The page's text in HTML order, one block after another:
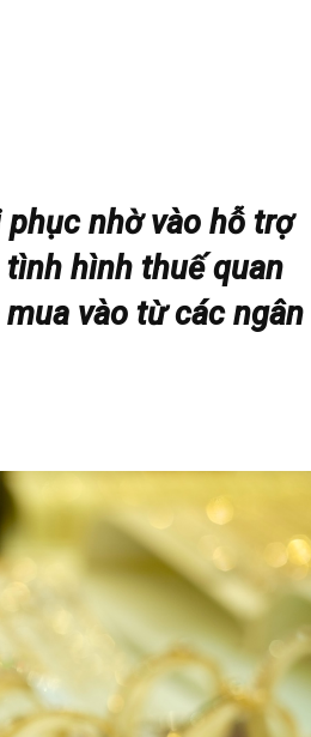
nhờ vào hỗ trợ
hình thuế quan
vào từ các ngân